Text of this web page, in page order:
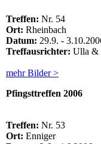
Treffen: Nr. 54
Ort: Rheinbach
Datum: 29.9. -
Treffausrichter: Ulla &
mehr Bilder >
Pfingsttreffen 2006
Treffen: Nr. 53
Ort: Enniger